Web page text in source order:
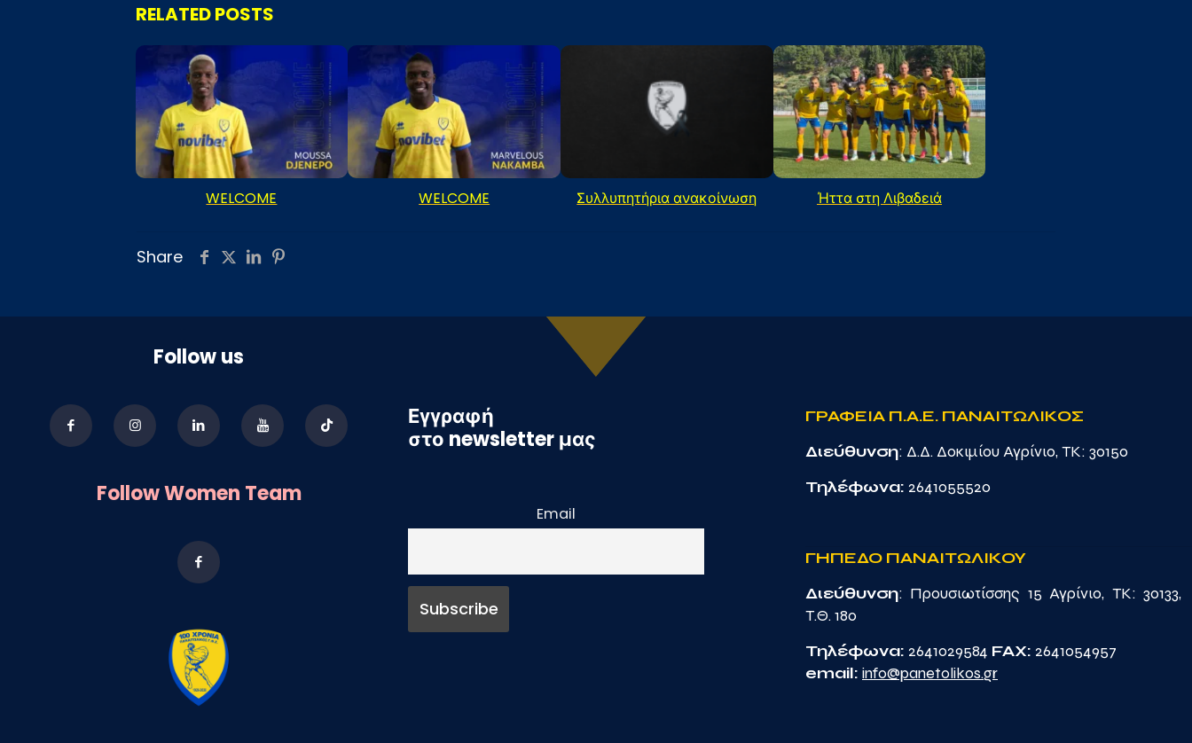
RELATED POSTS
WELCOME WELCOME Συλλυπητήρια ανακοίνωση Ήττα στη Λιβαδειά
Share
Follow us
Follow Women Team
Εγγραφή
στο newsletter μας
Email
ΓΡΑΦΕΙΑ Π.Α.Ε. ΠΑΝΑΙΤΩΛΙΚΟΣ
Διεύθυνση: Δ.Δ. Δοκιμίου Αγρίνιο, TK: 30150
Τηλέφωνα: 2641055520
ΓΗΠΕΔΟ ΠΑΝΑΙΤΩΛΙΚΟΥ
Διεύθυνση: Προυσιωτίσσης 15 Αγρίνιο, TK: 30133,
Τ.Θ. 180
Τηλέφωνα: 2641029584 FAX: 2641054957
email: info@panetolikos.gr